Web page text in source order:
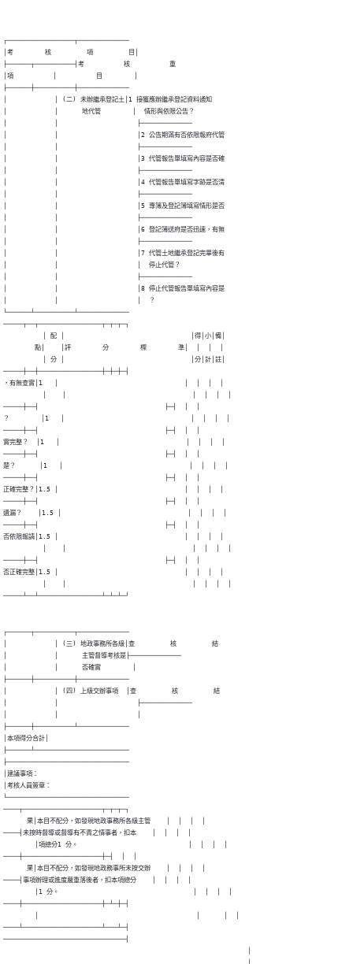
┌─────────────────┬─────────────
│考        核         項         目│
├──────┬──────────┤考          核          重
│項          │          目        │
├──────┼──────────┼─────────────
│            │ (二) 未辦繼承登記土│1 接獲應辦繼承登記資料通知
│            │      地代管        │  情形與依限公告？
│            │                    ├─────────────
│            │                    │2 公告期滿有否依限報府代管
│            │                    ├─────────────
│            │                    │3 代管報告單填寫內容是否確
│            │                    ├─────────────
│            │                    │4 代管報告單填寫字跡是否清
│            │                    ├─────────────
│            │                    │5 專簿及登記簿填寫情形是否
│            │                    ├─────────────
│            │                    │6 登記簿送府是否迅速，有無
│            │                    ├─────────────
│            │                    │7 代管土地繼承登記完畢後有
│            │                    │  停止代管？
│            │                    ├─────────────
│            │                    │8 停止代管報告單填寫內容是
│            │                    │  ？
└──────┴──────────┴─────────────
─────┬──┬────────────────┬─┬─┬─┐
          │ 配 │                                │得│小│備│
        點│    │評        分        標        準│  │  │  │
          │ 分 │                                │分│計│註│
─────┼──┼────────────────┼─┼─┼─┤
，有無查實│1   │                                │  │  │  │
─────┼──┤                                ├─┤  │  │
？        │1   │                                │  │  │  │
─────┼──┤                                ├─┤  │  │
實完整？  │1   │                                │  │  │  │
─────┼──┤                                ├─┤  │  │
楚？      │1   │                                │  │  │  │
─────┼──┤                                ├─┤  │  │
正確完整？│1.5 │                                │  │  │  │
─────┼──┤                                ├─┤  │  │
遺漏？    │1.5 │                                │  │  │  │
─────┼──┤                                ├─┤  │  │
否依限報請│1.5 │                                │  │  │  │
─────┼──┤                                ├─┤  │  │
否正確完整│1.5 │                                │  │  │  │
─────┴──┴────────────────┴─┴─┴─┘
┌──────┬──────────┬─────────────
│            │ (三) 地政事務所各級│查         核         結
│            │      主管督導考核是├─────────────
│            │      否確實        │
├──────┼──────────┼─────────────
│            │ (四) 上級交辦事項  │查         核         結
│            │                    ├─────────────
├──────┼──────────┴─────────────
│本項得分合計│
├──────┴────────────────────────
├───────────────────────────────
│建議事項：
│考核人員簽章：
└───────────────────────────────
────┬────────────────────┬─┬─┬─┐
      果│本目不配分，如發現地政事務所各級主管    │  │  │  │
────┤未按時督導或督導有不責之情事者，扣本    │  │  │  │
        │項總分1 分。                            │  │  │  │
────┼────────────────────┼─┤  │  │
      果│本目不配分，如發現地政務事所未按交辦    │  │  │  │
────┤事項辦理或進度嚴重落後者，扣本項總分    │  │  │  │
        │1 分。                                  │  │  │  │
────┼────────────────────┼─┴─┼─┤
────┴────────────────────┴───┴─┤
───────────────────────────────┤